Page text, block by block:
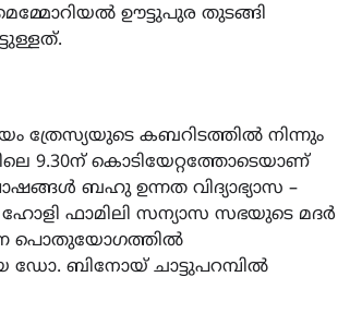
ഊട്ടുപുര തുടങ്ങി
ത്രേസ്യയുടെ കബറിടത്തിൽ നിന്നും
9.30ന് കൊടിയേറ്റത്തോടെയാണ്
ബഹു ഉന്നത വിദ്യാഭ്യാസ –
ഹോളി ഫാമിലി സന്യാസ സഭയുടെ മദർ
പൊതുയോഗത്തിൽ
ഡോ. ബിനോയ് ചാട്ടുപറമ്പിൽ